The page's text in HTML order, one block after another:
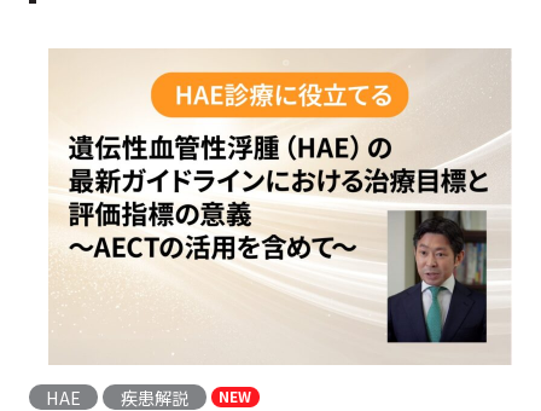
HAE 疾患解説 NEW